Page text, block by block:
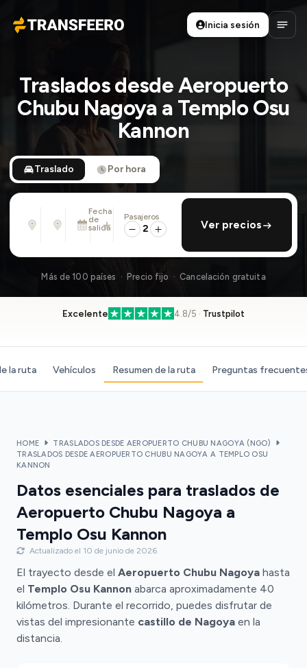
Transfeero
Inicia sesión
Abrir
Traslados desde Aeropuerto
Chubu Nagoya a Templo Osu
Kannon
Traslado Por hora
Desde
Dirección, aeropuerto, hotel, ...
Hasta
Dirección, aeropuerto, hotel, ...
Fecha
de
salida
Mié., 12 Ago. · 13:45
añadir regreso
Pasajeros
2 Ver precios
Más de 100 países · Precio fijo · Cancelación gratuita
Excelente 4.8/5 · Trustpilot
la ruta Vehículos Resumen de la ruta Preguntas
HOME
TRASLADOS DESDE AEROPUERTO CHUBU NAGOYA (NGO)
TRASLADOS DESDE AEROPUERTO CHUBU NAGOYA A TEMPLO OSU
KANNON
Datos esenciales para traslados de
Aeropuerto Chubu Nagoya a
Templo Osu Kannon
Actualizado el 10 de junio de 2026
El trayecto desde el Aeropuerto Chubu Nagoya hasta
el Templo Osu Kannon abarca aproximadamente 40
kilómetros. Durante el recorrido, puedes disfrutar de
vistas del impresionante castillo de Nagoya en la
distancia.